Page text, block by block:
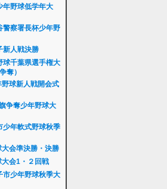
年野球低学年大
警察署長杯少年野
新人戦決勝
球千葉県選手権大
奪）
球新人戦開会式
争奪少年野球大
少年軟式野球秋季
会準決勝・決勝
会1・２回戦
市少年野球秋季大